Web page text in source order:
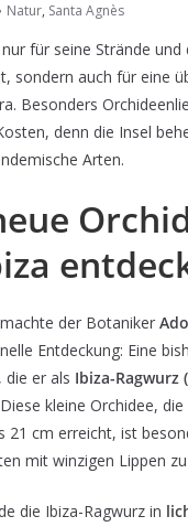
Natur, Santa Agnès
für seine Strände
sondern auch für eine
Besonders
denn die Insel
Arten.
der Botaniker
Entdeckung: Eine
die er als Ibiza-Ragwurz
kleine Orchidee,
21 cm erreicht, ist
mit winzigen Lippen
die Ibiza-Ragwurz in